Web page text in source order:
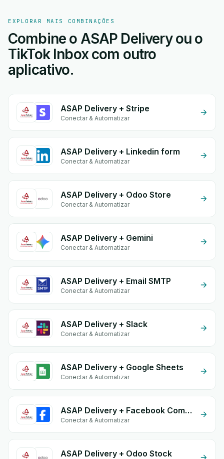
EXPLORAR MAIS COMBINAÇÕES
Combine o ASAP Delivery ou o
TikTok Inbox com outro
aplicativo.
ASAP Delivery + Stripe
Conectar & Automatizar
ASAP Delivery + Linkedin form
Conectar & Automatizar
ASAP Delivery + Odoo Store
Conectar & Automatizar
ASAP Delivery + Gemini
Conectar & Automatizar
ASAP Delivery + Email SMTP
Conectar & Automatizar
ASAP Delivery + Slack
Conectar & Automatizar
ASAP Delivery + Google Sheets
Conectar & Automatizar
ASAP Delivery + Facebook Comments
Conectar & Automatizar
ASAP Delivery + Odoo Stock